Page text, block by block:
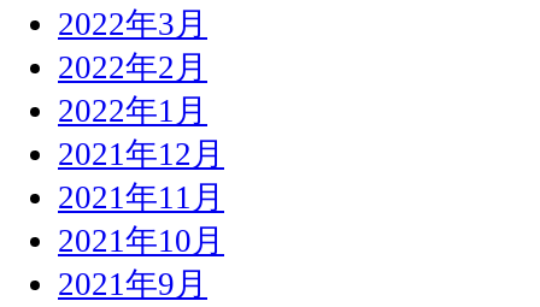
2022年3月
2022年2月
2022年1月
2021年12月
2021年11月
2021年10月
2021年9月